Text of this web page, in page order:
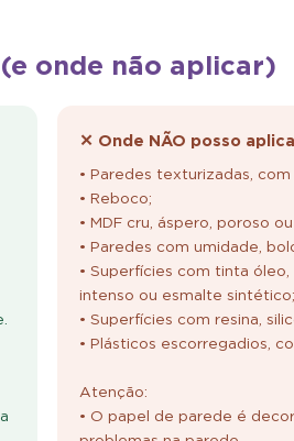
onde não aplicar)
✕ Onde NÃO posso
• Paredes texturizadas,
• Reboco;
• MDF cru, áspero, poroso
• Paredes com umidade,
• Superfícies com tinta
intenso ou esmalte sintético;
• Superfícies com resina,
• Plásticos escorregadios,
Atenção:
• O papel de parede é